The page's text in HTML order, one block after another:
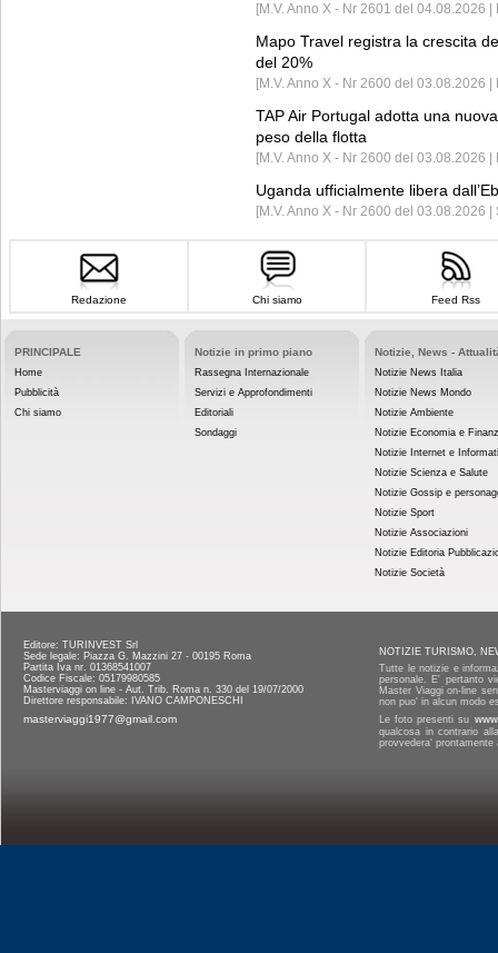
[M.V. Anno X - Nr 2601 del 04.08.2026 |
Mapo Travel registra la crescita
del 20%
[M.V. Anno X - Nr 2600 del 03.08.2026 |
TAP Air Portugal adotta una
peso della flotta
[M.V. Anno X - Nr 2600 del 03.08.2026
Uganda ufficialmente libera
[M.V. Anno X - Nr 2600 del 03.08.2026
Redazione Chi siamo Feed Rss
PRINCIPALE
Home
Pubblicità
Chi siamo
Notizie in primo piano
Rassegna Internazionale
Servizi e Approfondimenti
Editoriali
Sondaggi
Notizie, News -
Notizie News Italia
Notizie News Mondo
Notizie Ambiente
Notizie Economia e
Notizie Internet e
Notizie Scienza e Salute
Notizie Gossip e
Notizie Sport
Notizie Associazioni
Notizie Editoria
Notizie Società
Editore: TURINVEST Srl
Sede legale: Piazza G. Mazzini 27 - 00195 Roma
Partita Iva nr. 01368541007
Codice Fiscale: 05179980585
Masterviaggi on line - Aut. Trib. Roma n. 330 del 19/07/2000
Direttore responsabile: IVANO CAMPONESCHI
masterviaggi1977@gmail.com
NOTIZIE TURISMO,
Tutte le notizie e
personale. E' pertanto
Master Viaggi on-line
non puo' in alcun modo
Le foto presenti su
qualcosa in contrario
provvedera'